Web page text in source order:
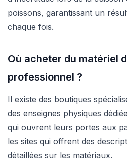
poissons, garantissant un
chaque fois.
Où acheter du matériel
professionnel ?
Il existe des boutiques
des enseignes physiques
qui ouvrent leurs portes aux
les sites qui offrent des
détaillées sur les matériaux.